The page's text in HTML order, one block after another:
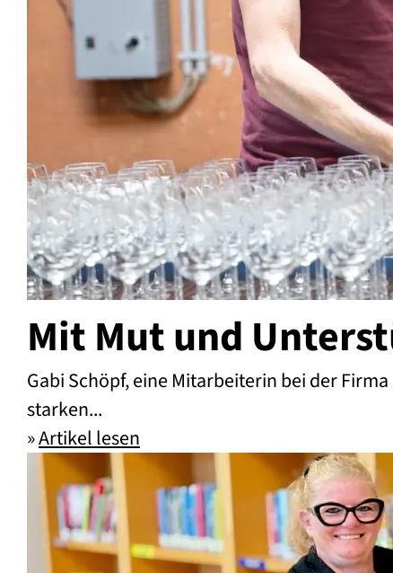
Mit Mut und
Gabi Schöpf, eine Mitarbeiterin bei der
starken...
»Artikel lesen